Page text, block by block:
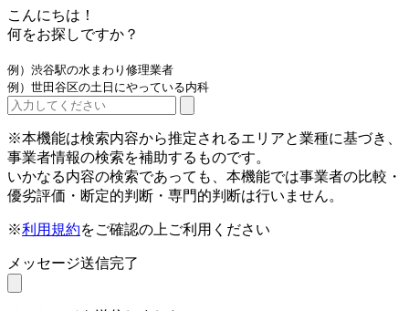
こんにちは！
何をお探しですか？
例）渋谷駅の水まわり修理業者
例）世田谷区の土日にやっている内科
※本機能は検索内容から推定されるエリアと業種に基づき、
事業者情報の検索を補助するものです。
いかなる内容の検索であっても、本機能では事業者の比較・
優劣評価・断定的判断・専門的判断は行いません。
※利用規約をご確認の上ご利用ください
メッセージ送信完了